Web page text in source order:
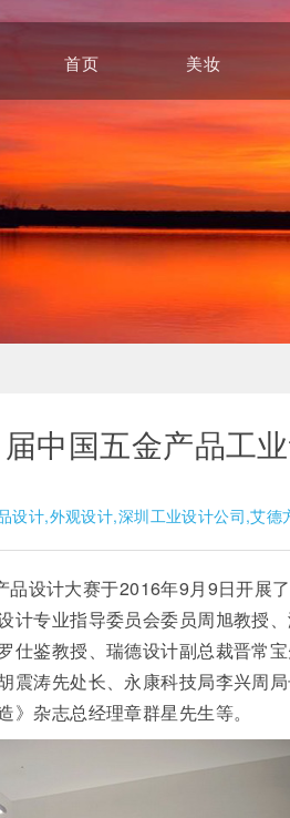
首页
美妆
中国五金产品工
设计,外观设计,深圳工业设计公司,艾德
品设计大赛于2016年9月9日开展
计专业指导委员会委员周旭教授
仕鉴教授、瑞德设计副总裁晋常
震涛先处长、永康科技局李兴周
》杂志总经理章群星先生等。